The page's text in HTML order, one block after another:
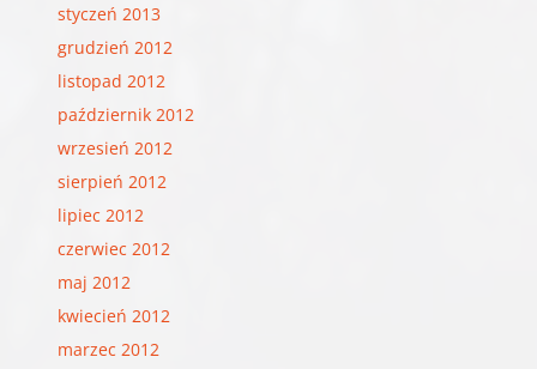
styczeń 2013
grudzień 2012
listopad 2012
październik 2012
wrzesień 2012
sierpień 2012
lipiec 2012
czerwiec 2012
maj 2012
kwiecień 2012
marzec 2012